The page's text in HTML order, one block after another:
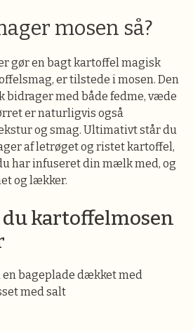
mosen så?
gør en bagt kartoffel magisk
er tilstede i mosen. Den
med både fedme, væde
er naturligvis også
og smag. Ultimativt står du
af letrøget og ristet kartoffel,
har infuseret din mælk med, og
og lækker.
du kartoffelmosen